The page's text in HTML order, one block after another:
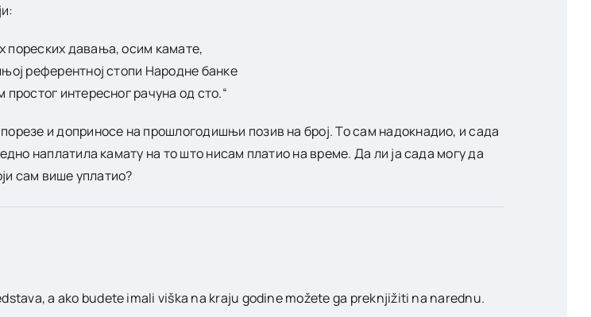
пореских давања, осим камате,
референтној стопи Народне банке
интересног рачуна од сто.“
и доприносе на прошлогодишњи позив на број. То сам надокнадио, и сада
наплатила камату на то што нисам платио на време. Да ли ја сада могу да
сам више уплатио?
a ako budete imali viška na kraju godine možete ga preknjižiti na narednu.